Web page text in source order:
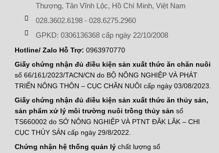
Thượng, Tân Vĩnh Lộc, Hồ Chí Minh, Việt Nam
028.3602.6198- 028.6275.2960
GPKD: 0306136368 cấp ngày 22/10/2008
Hotline/ Zalo Hỗ Trợ: 0963970770
Giấy chứng nhận đủ điều kiện sản xuất thức ăn chăn nuôi
số 66/161/2023/TACN/CN do BỘ NÔNG NGHIỆP VÀ PHÁT
TRIỂN NÔNG THÔN – CỤC CHĂN NUÔI cấp ngày 03/08/2023.
Giấy chứng nhận đủ điều kiện sản xuất thức ăn thủy sản,
sản phẩm xử lý môi trường nuôi trồng thủy sản số
TS660002 do SỞ NÔNG NGHIỆP VÀ PTNT ĐĂK LĂK – CHI
CỤC THỦY SẢN cấp ngày 29/8/2022.
Chứng nhận hệ thống quản lý chất lượng số